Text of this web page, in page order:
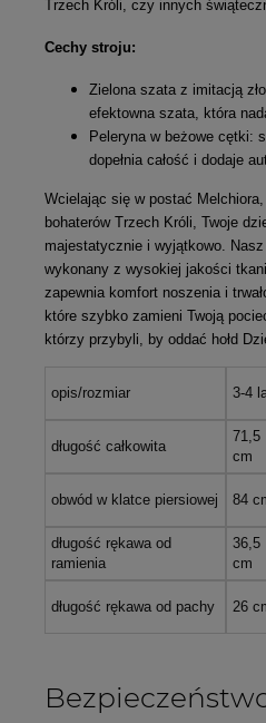
Trzech Króli , czy innych
Cechy stroju:
Zielona szata z imitacją
efektowna szata, która
Peleryna w beżowe cętki:
dopełnia całość i dodaje
Wcielając się w postać Melchiora
bohaterów Trzech Króli, Twoje
majestatycznie i wyjątkowo. Nasz
wykonany z wysokiej jakości
zapewnia komfort noszenia i
które szybko zamieni Twoją
którzy przybyli, by oddać hołd
opis/rozmiar 3-4
długość całkowita
71,5
cm
obwód w klatce piersiowej 84
długość rękawa od
ramienia
36,5
cm
długość rękawa od pachy 26